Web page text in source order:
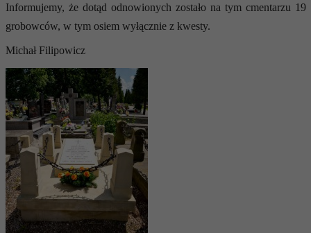
Informujemy, że dotąd odnowionych zostało na tym cmentarzu 19
grobowców, w tym osiem wyłącznie z kwesty.
Michał Filipowicz